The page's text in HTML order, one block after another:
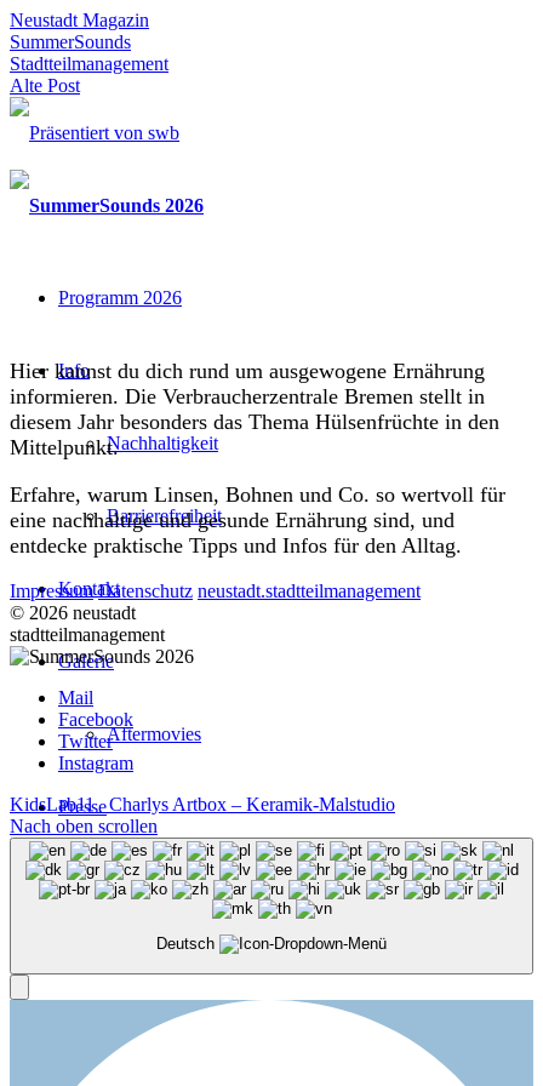
Neustadt Magazin
SummerSounds
Stadtteilmanagement
Alte Post
Programm 2026
Info
Nachhaltigkeit
Barrierefreiheit
Kontakt
Galerie
Aftermovies
Presse
Menü
Hier kannst du dich rund um ausgewogene Ernährung
informieren. Die Verbraucherzentrale Bremen stellt in
diesem Jahr besonders das Thema Hülsenfrüchte in den
Mittelpunkt.
Erfahre, warum Linsen, Bohnen und Co. so wertvoll für
eine nachhaltige und gesunde Ernährung sind, und
entdecke praktische Tipps und Infos für den Alltag.
Impressum Datenschutz neustadt.stadtteilmanagement
© 2026 neustadt
stadtteilmanagement
Mail
Facebook
Twitter
Instagram
KidsLab11
Charlys Artbox – Keramik-Malstudio
Nach oben scrollen
Deutsch